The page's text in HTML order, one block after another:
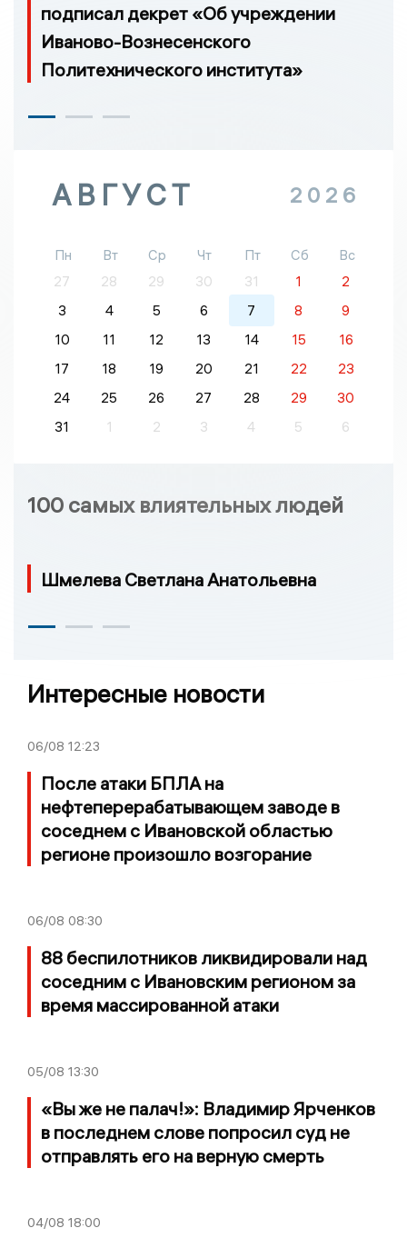
подписал декрет «Об учреждении
Иваново-Вознесенского
Политехнического института»
АВГУСТ 2026
Пн Вт Ср Чт Пт Сб
Вс
27
28 29 30 31 1
2
3
4 5 6 7 8
9
10
11 12 13 14 15
16
17
18 19 20 21 22
23
24
25 26 27 28 29
30
31
1 2 3 4 5 6
100 самых влиятельных людей
Шмелева Светлана Анатольевна
Интересные новости
06/08 12:23
После атаки БПЛА на
нефтеперерабатывающем заводе в
соседнем с Ивановской областью
регионе произошло возгорание
06/08 08:30
88 беспилотников ликвидировали над
соседним с Ивановским регионом за
время массированной атаки
05/08 13:30
«Вы же не палач!»: Владимир Ярченков
в последнем слове попросил суд не
отправлять его на верную смерть
04/08 18:00